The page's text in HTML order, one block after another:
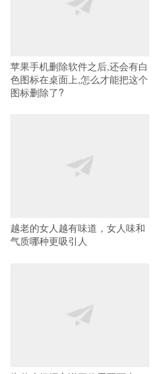
苹果手机删除软件之后,还会有白
色图标在桌面上,怎么才能把这个
图标删除了?
越老的女人越有味道，女人味和
气质哪种更吸引人